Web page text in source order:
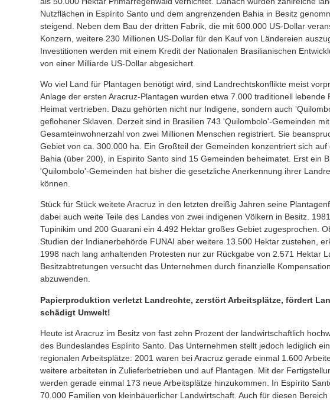
Nutzflächen in Espírito Santo und dem angrenzenden Bahia in Besitz
steigend. Neben dem Bau der dritten Fabrik, die mit 600.000 US-Dollar
Konzern, weitere 230 Millionen US-Dollar für den Kauf von Ländereien
Investitionen werden mit einem Kredit der Nationalen Brasilianischen
von einer Milliarde US-Dollar abgesichert.
Wo viel Land für Plantagen benötigt wird, sind Landrechtskonflikte meist
Anlage der ersten Aracruz-Plantagen wurden etwa 7.000 traditionell lebende
Heimat vertrieben. Dazu gehörten nicht nur Indigene, sondern auch
geflohener Sklaven. Derzeit sind in Brasilien 743 'Quilombolo'-Gemeinden
Gesamteinwohnerzahl von zwei Millionen Menschen registriert. Sie
Gebiet von ca. 300.000 ha. Ein Großteil der Gemeinden konzentriert sich auf
Bahia (über 200), in Espirito Santo sind 15 Gemeinden beheimatet. Erst ein
'Quilombolo'-Gemeinden hat bisher die gesetzliche Anerkennung ihrer
können.
Stück für Stück weitete Aracruz in den letzten dreißig Jahren seine
dabei auch weite Teile des Landes von zwei indigenen Völkern in Besitz.
Tupinikim und 200 Guarani ein 4.492 Hektar großes Gebiet zugesprochen.
Studien der Indianerbehörde FUNAI aber weitere 13.500 Hektar zustehen,
1998 nach lang anhaltenden Protesten nur zur Rückgabe von 2.571 Hektar
Besitzabtretungen versucht das Unternehmen durch finanzielle
abzuwenden.
Papierproduktion verletzt Landrechte, zerstört Arbeitsplätze, fördert
schädigt Umwelt!
Heute ist Aracruz im Besitz von fast zehn Prozent der landwirtschaftlich
des Bundeslandes Espírito Santo. Das Unternehmen stellt jedoch lediglich
regionalen Arbeitsplätze: 2001 waren bei Aracruz gerade einmal 1.600
weitere arbeiteten in Zulieferbetrieben und auf Plantagen. Mit der
werden gerade einmal 173 neue Arbeitsplätze hinzukommen. In Espírito
70.000 Familien von kleinbäuerlicher Landwirtschaft. Auch für diesen